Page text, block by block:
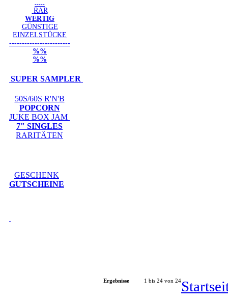
-----
RAR
WERTIG
GÜNSTIGE
EINZELSTÜCKE
------------------------
%%
%%
SUPER SAMPLER
50S/60S R'N'B
POPCORN
JUKE BOX JAM
7" SINGLES
RARITÄTEN
GESCHENK
GUTSCHEINE
Ergebnisse 1 bis 24 von 24